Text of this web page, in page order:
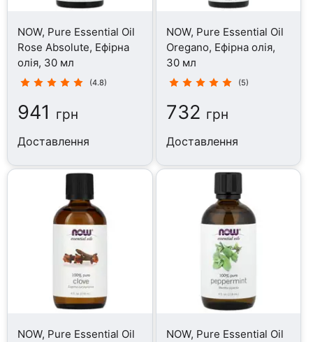
NOW, Pure Essential Oil
Rose Absolute, Ефірна
олія, 30 мл
(4.8)
941 грн
Доставлення
NOW, Pure Essential Oil
Oregano, Ефірна олія,
30 мл
(5)
732 грн
Доставлення
NOW, Pure Essential Oil
NOW, Pure Essential Oil